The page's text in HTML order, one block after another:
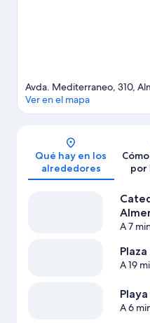
Avda. Mediterraneo, 310,
Ver en el mapa
Qué hay en los
alrededores
por
A 7
A 19
A 6